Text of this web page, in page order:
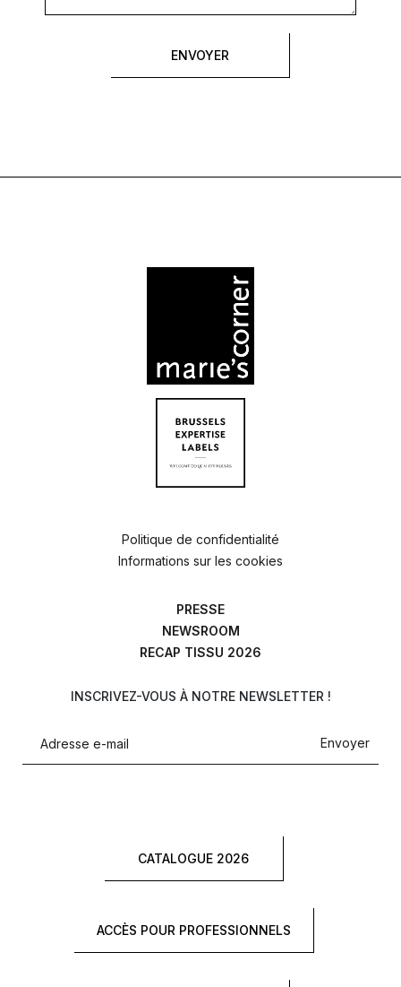
ENVOYER
Politique de confidentialité
Informations sur les cookies
PRESSE
NEWSROOM
RECAP TISSU 2026
INSCRIVEZ-VOUS À NOTRE NEWSLETTER !
Envoyer
CATALOGUE 2026
ACCÈS POUR PROFESSIONNELS